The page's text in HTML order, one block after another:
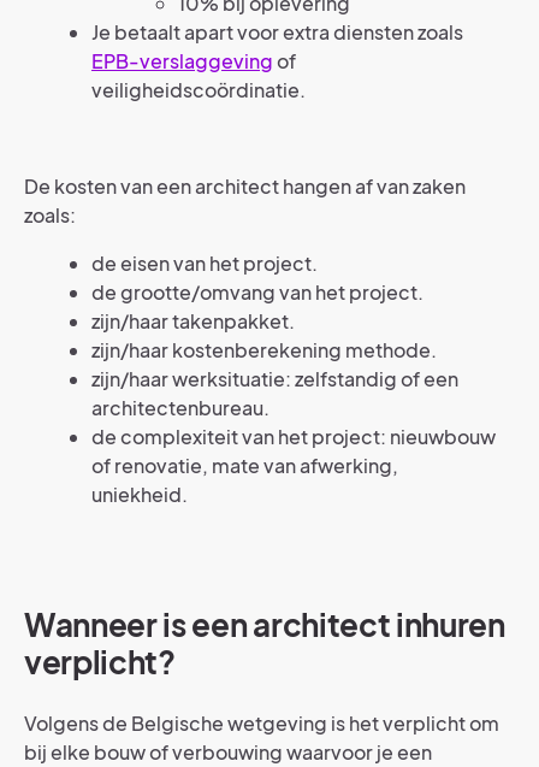
Je betaalt apart voor extra diensten zoals
EPB-verslaggevingof
veiligheidscoördinatie.
De kosten van een architect hangen af van zaken
zoals:
de eisen van het project.
de grootte/omvang van het project.
zijn/haar takenpakket.
zijn/haar kostenberekening methode.
zijn/haar werksituatie: zelfstandig of een
architectenbureau.
de complexiteit van het project: nieuwbouw
of renovatie, mate van afwerking,
uniekheid.
Wanneer is een architect inhuren
verplicht?
Volgens de Belgische wetgeving is het verplicht om
bij elke bouw of verbouwing waarvoor je een